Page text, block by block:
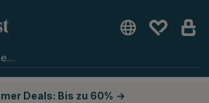
Deals: Bis zu 60% →